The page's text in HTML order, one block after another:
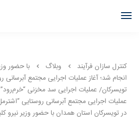
کنترل سازان فرآیند وبلاگ
با حضور
انجام شد؛ آغاز عملیات اجرایی مجتمع آبرسانی
تویسرکان/ عملیات اجرایی سد مخزنی
عملیات اجرایی مجتمع آبرسانی روستایی
در تویسرکان استان همدان با حضور وزیر نیرو